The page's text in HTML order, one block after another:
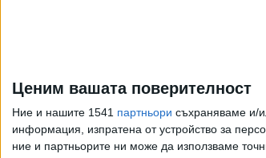
Ценим вашата поверителност
Ние и нашите 1541 партньори съхраняваме и/
информация, изпратена от устройство за
ние и партньорите ни може да използваме